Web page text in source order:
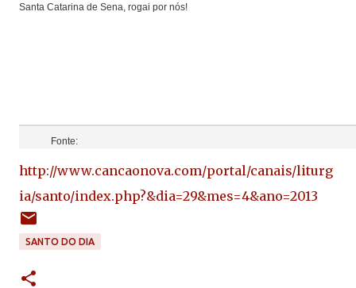
Santa Catarina de Sena, rogai por nós!
Fonte:
http://www.cancaonova.com/portal/canais/liturg
ia/santo/index.php?&dia=29&mes=4&ano=2013
SANTO DO DIA